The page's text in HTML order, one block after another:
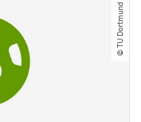
© TU Dortmund